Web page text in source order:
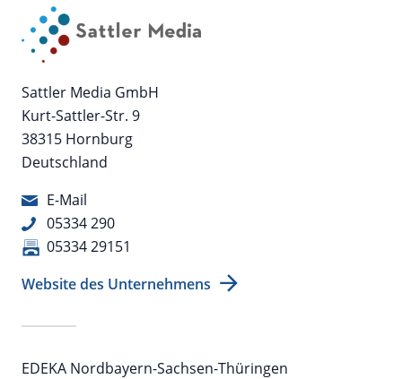
Sattler Media GmbH
Kurt-Sattler-Str. 9
38315 Hornburg
Deutschland
E-Mail
05334 290
05334 29151
Website des Unternehmens
EDEKA Nordbayern-Sachsen-Thüringen